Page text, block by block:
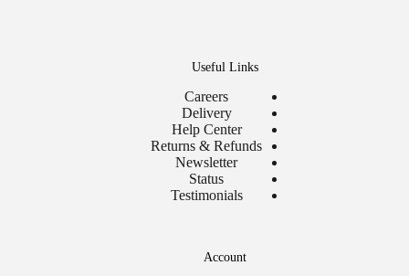
Useful Links
Careers
Delivery
Help Center
Returns & Refunds
Newsletter
Status
Testimonials
Account